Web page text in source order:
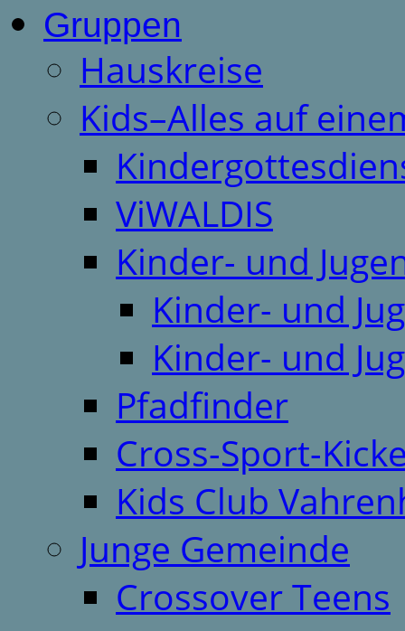
Gruppen
Hauskreise
Kids–Alles auf
ViWALDIS
Kinder- und
Kinder- und
Kinder- und
Pfadfinder
Cross-Sport-
Kids Club
Junge Gemeinde
Crossover Teens